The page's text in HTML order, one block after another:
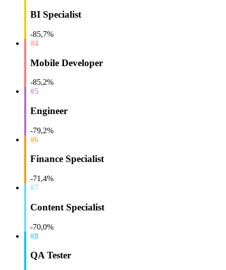
BI Specialist
-85,7%
#4
Mobile Developer
-85,2%
#5
Engineer
-79,2%
#6
Finance Specialist
-71,4%
#7
Content Specialist
-70,0%
#8
QA Tester